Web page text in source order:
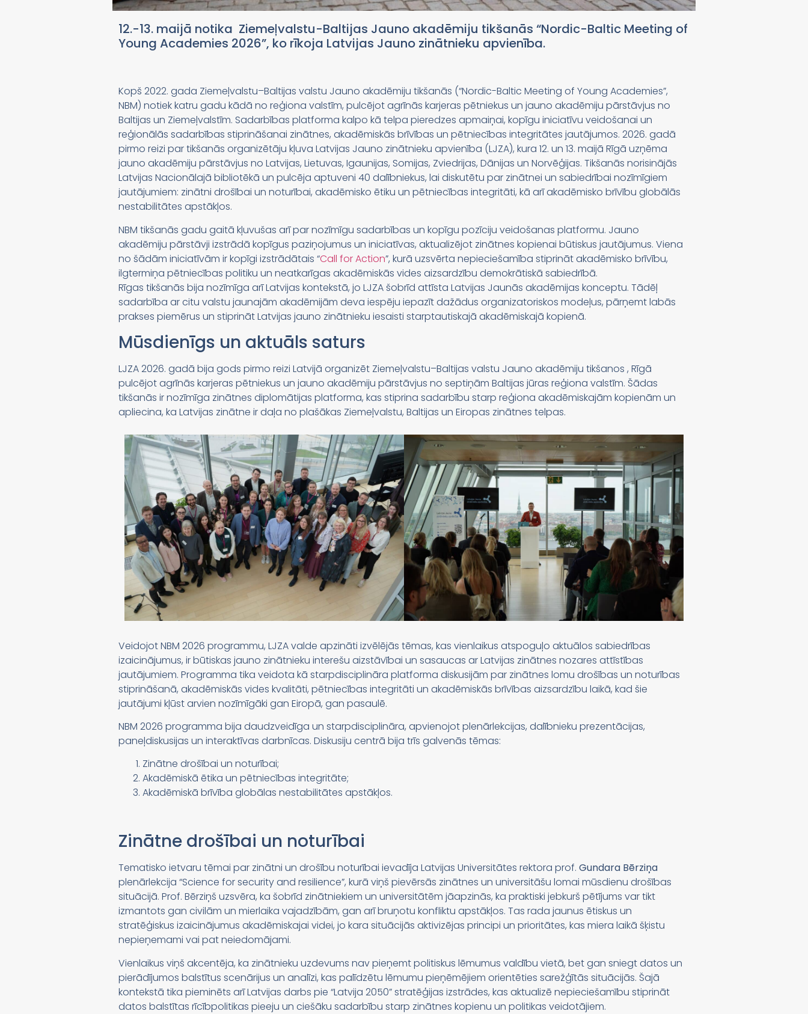
12.-13. maijā notika Ziemeļvalstu-Baltijas Jauno akadēmiju tikšanās “Nordic-Baltic Meeting of
Young Academies 2026”, ko rīkoja Latvijas Jauno zinātnieku apvienība.
Kopš 2022. gada Ziemeļvalstu–Baltijas valstu Jauno akadēmiju tikšanās (“Nordic-Baltic Meeting of Young Academies”,
NBM) notiek katru gadu kādā no reģiona valstīm, pulcējot agrīnās karjeras pētniekus un jauno akadēmiju pārstāvjus no
Baltijas un Ziemeļvalstīm. Sadarbības platforma kalpo kā telpa pieredzes apmaiņai, kopīgu iniciatīvu veidošanai un
reģionālās sadarbības stiprināšanai zinātnes, akadēmiskās brīvības un pētniecības integritātes jautājumos. 2026. gadā
pirmo reizi par tikšanās organizētāju kļuva Latvijas Jauno zinātnieku apvienība (LJZA), kura 12. un 13. maijā Rīgā uzņēma
jauno akadēmiju pārstāvjus no Latvijas, Lietuvas, Igaunijas, Somijas, Zviedrijas, Dānijas un Norvēģijas. Tikšanās norisinājās
Latvijas Nacionālajā bibliotēkā un pulcēja aptuveni 40 dalībniekus, lai diskutētu par zinātnei un sabiedrībai nozīmīgiem
jautājumiem: zinātni drošībai un noturībai, akadēmisko ētiku un pētniecības integritāti, kā arī akadēmisko brīvību globālās
nestabilitātes apstākļos.
NBM tikšanās gadu gaitā kļuvušas arī par nozīmīgu sadarbības un kopīgu pozīciju veidošanas platformu. Jauno
akadēmiju pārstāvji izstrādā kopīgus paziņojumus un iniciatīvas, aktualizējot zinātnes kopienai būtiskus jautājumus. Viena
no šādām iniciatīvām ir kopīgi izstrādātais “Call for Action”, kurā uzsvērta nepieciešamība stiprināt akadēmisko brīvību,
ilgtermiņa pētniecības politiku un neatkarīgas akadēmiskās vides aizsardzību demokrātiskā sabiedrībā.
Rīgas tikšanās bija nozīmīga arī Latvijas kontekstā, jo LJZA šobrīd attīsta Latvijas Jaunās akadēmijas konceptu. Tādēļ
sadarbība ar citu valstu jaunajām akadēmijām deva iespēju iepazīt dažādus organizatoriskos modeļus, pārņemt labās
prakses piemērus un stiprināt Latvijas jauno zinātnieku iesaisti starptautiskajā akadēmiskajā kopienā.
Mūsdienīgs un aktuāls saturs
LJZA 2026. gadā bija gods pirmo reizi Latvijā organizēt Ziemeļvalstu–Baltijas valstu Jauno akadēmiju tikšanos , Rīgā
pulcējot agrīnās karjeras pētniekus un jauno akadēmiju pārstāvjus no septiņām Baltijas jūras reģiona valstīm. Šādas
tikšanās ir nozīmīga zinātnes diplomātijas platforma, kas stiprina sadarbību starp reģiona akadēmiskajām kopienām un
apliecina, ka Latvijas zinātne ir daļa no plašākas Ziemeļvalstu, Baltijas un Eiropas zinātnes telpas.
Veidojot NBM 2026 programmu, LJZA valde apzināti izvēlējās tēmas, kas vienlaikus atspoguļo aktuālos sabiedrības
izaicinājumus, ir būtiskas jauno zinātnieku interešu aizstāvībai un sasaucas ar Latvijas zinātnes nozares attīstības
jautājumiem. Programma tika veidota kā starpdisciplināra platforma diskusijām par zinātnes lomu drošības un noturības
stiprināšanā, akadēmiskās vides kvalitāti, pētniecības integritāti un akadēmiskās brīvības aizsardzību laikā, kad šie
jautājumi kļūst arvien nozīmīgāki gan Eiropā, gan pasaulē.
NBM 2026 programma bija daudzveidīga un starpdisciplināra, apvienojot plenārlekcijas, dalībnieku prezentācijas,
paneļdiskusijas un interaktīvas darbnīcas. Diskusiju centrā bija trīs galvenās tēmas:
Zinātne drošībai un noturībai;
Akadēmiskā ētika un pētniecības integritāte;
Akadēmiskā brīvība globālas nestabilitātes apstākļos.
Zinātne drošībai un noturībai
Tematisko ietvaru tēmai par zinātni un drošību noturībai ievadīja Latvijas Universitātes rektora prof. Gundara Bērziņa
plenārlekcija “Science for security and resilience”, kurā viņš pievērsās zinātnes un universitāšu lomai mūsdienu drošības
situācijā. Prof. Bērziņš uzsvēra, ka šobrīd zinātniekiem un universitātēm jāapzinās, ka praktiski jebkurš pētījums var tikt
izmantots gan civilām un mierlaika vajadzībām, gan arī bruņotu konfliktu apstākļos. Tas rada jaunus ētiskus un
stratēģiskus izaicinājumus akadēmiskajai videi, jo kara situācijās aktivizējas principi un prioritātes, kas miera laikā šķistu
nepieņemami vai pat neiedomājami.
Vienlaikus viņš akcentēja, ka zinātnieku uzdevums nav pieņemt politiskus lēmumus valdību vietā, bet gan sniegt datos un
pierādījumos balstītus scenārijus un analīzi, kas palīdzētu lēmumu pieņēmējiem orientēties sarežģītās situācijās. Šajā
kontekstā tika pieminēts arī Latvijas darbs pie “Latvija 2050” stratēģijas izstrādes, kas aktualizē nepieciešamību stiprināt
datos balstītas rīcībpolitikas pieeju un ciešāku sadarbību starp zinātnes kopienu un politikas veidotājiem.